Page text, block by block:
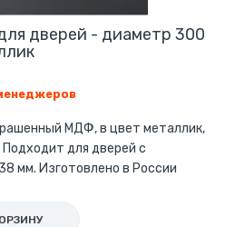
дверей - диаметр 300
МДФ, в цвет металлик,
для дверей с
мм. Изготовлено в России